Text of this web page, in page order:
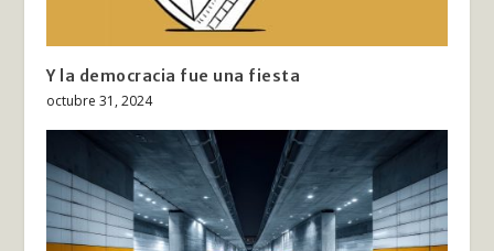
Y la democracia fue una fiesta
octubre 31, 2024